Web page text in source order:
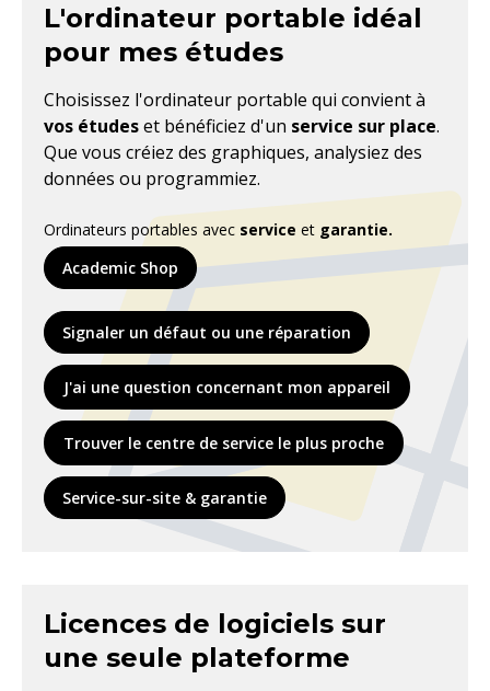
L'ordinateur portable idéal
pour mes études
Choisissez l'ordinateur portable qui convient à
vos étudeset bénéficiez d'un service sur place.
Que vous créiez des graphiques, analysiez des
données ou programmiez.
Ordinateurs portables avec service et garantie.
Academic Shop
Signaler un défaut ou une réparation
J'ai une question concernant mon appareil
Trouver le centre de service le plus proche
Service-sur-site & garantie
Licences de logiciels sur
une seule plateforme